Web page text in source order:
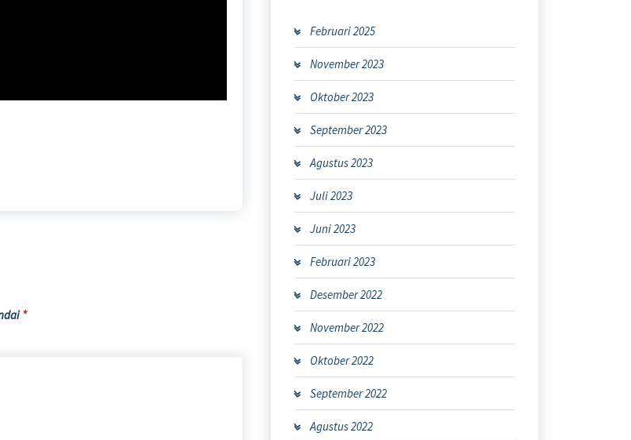
*
Februari 2025
November 2023
Oktober 2023
September 2023
Agustus 2023
Juli 2023
Juni 2023
Februari 2023
Desember 2022
November 2022
Oktober 2022
September 2022
Agustus 2022